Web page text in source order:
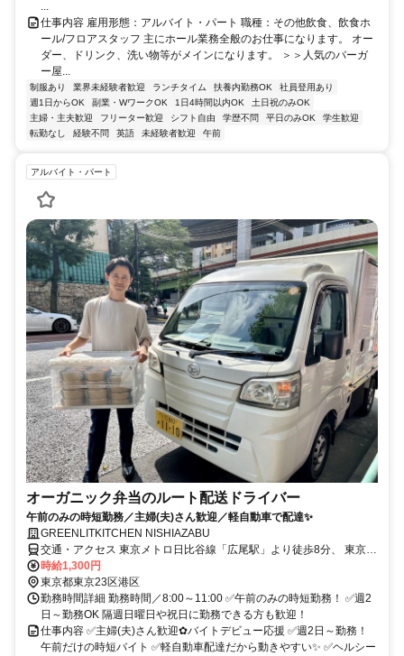
仕事内容 雇用形態：アルバイト・パート 職種：その他飲食、飲食ホ
ール/フロアスタッフ 主にホール業務全般のお仕事になります。 オー
ダー、ドリンク、洗い物等がメインになります。 ＞＞人気のバーガ
ー屋...
制服あり 業界未経験者歓迎 ランチタイム 扶養内勤務OK
社員登用あり
週1日からOK
副業・WワークOK 1日4時間以内OK
土日祝のみOK
主婦・主夫歓迎
フリーター歓迎 シフト自由 学歴不問 平日のみOK
学生歓迎
転勤なし
経験不問 英語 未経験者歓迎 午前
アルバイト・パート
オーガニック弁当のルート配送ドライバー
午前のみの時短勤務／主婦(夫)さん歓迎／軽自動車で配達✨
GREENLITKITCHEN NISHIAZABU
交通・アクセス 東京メトロ日比谷線「広尾駅」より徒歩8分、 東京メ
トロ大江戸線「六本木駅」より徒歩12分 都バス「西麻布」バス停よ
り徒歩2分
時給1,300円
東京都東京23区港区
勤務時間詳細 勤務時間／8:00～11:00 ✅午前のみの時短勤務！ ✅週2
日～勤務OK 隔週日曜日や祝日に勤務できる方も歓迎！
仕事内容 ✅主婦(夫)さん歓迎✿バイトデビュー応援 ✅週2日～勤務！
午前だけの時短バイト ✅軽自動車配達だから動きやすい✨ ✅ヘルシー